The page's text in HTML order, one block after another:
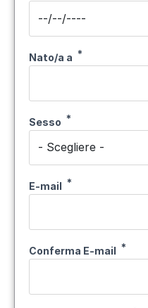
Nato/a a
Sesso
E-mail
E-mail
Conferma E-mail